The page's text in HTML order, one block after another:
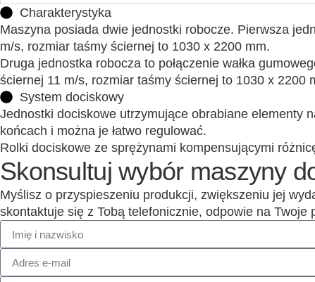
Charakterystyka
Maszyna posiada dwie jednostki robocze. Pierwsza
m/s, rozmiar taśmy ściernej to 1030 x 2200 mm.
Druga jednostka robocza to połączenie wałka
ściernej 11 m/s, rozmiar taśmy ściernej to 1030 x 2200
System dociskowy
Jednostki dociskowe utrzymujące obrabiane elementy
końcach i można je łatwo regulować.
Rolki dociskowe ze sprężynami kompensującymi
Skonsultuj wybór maszyny
Myślisz o przyspieszeniu produkcji, zwiększeniu jej
skontaktuje się z Tobą telefonicznie, odpowie na